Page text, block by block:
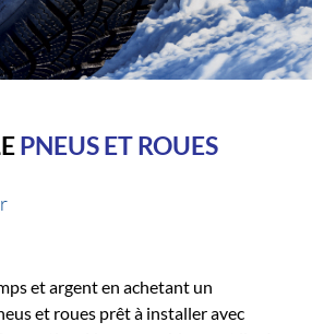
PNEUS ET ROUES
et argent en achetant un
et roues prêt à installer avec